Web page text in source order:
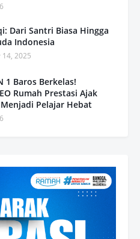
Dari Santri Biasa Hingga
Indonesia
2025
1 Baros Berkelas!
Rumah Prestasi Ajak
Pelajar Hebat